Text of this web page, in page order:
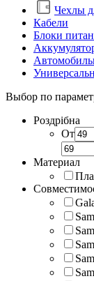
Чехлы
Кабели
Блоки
Выбор по
Роздрібна
От
Материал